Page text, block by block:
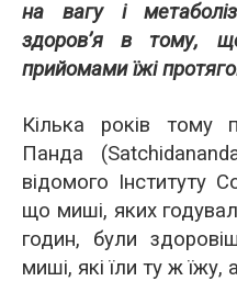
на вагу і
здоров’я в тому,
прийомами їжі
Кілька років тому
Панда
відомого Інституту
що миші, яких
годин, були
миші, які їли ту ж